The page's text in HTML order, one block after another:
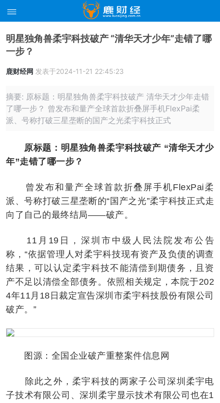
明星独角兽柔宇科技破产 “清华天才少年”走错了哪
一步？
鹿财经网 发表于2024-11-21 22:45:23
摘要: 原标题：明星独角兽柔宇科技破产 清华天才少年走错
了哪一步？ 曾发布和量产全球首款折叠屏手机FlexPai柔
派、号称打破三星垄断的国产之光柔宇科技正式
原标题：明星独角兽柔宇科技破产 “清华天才少
年”走错了哪一步？
曾发布和量产全球首款折叠屏手机FlexPai柔
派、号称打破三星垄断的“国产之光”柔宇科技正式走
向了自己的最终结局——破产。
11月19日，深圳市中级人民法院发布公告
称，“依据管理人对柔宇科技现有资产及负债的调查
结果，可以认定柔宇科技不能清偿到期债务，且资
产不足以清偿全部债务。依照相关规定，本院于202
4年11月18日裁定宣告深圳市柔宇科技股份有限公司
破产。”
图源：全国企业破产重整案件信息网
除此之外，柔宇科技的两家子公司深圳柔宇电
子技术有限公司、深圳柔宇显示技术有限公司也在1